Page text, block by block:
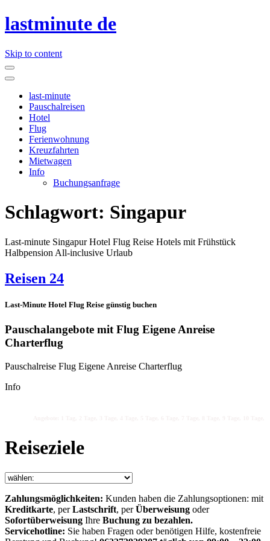
lastminute de
Skip to content
last-minute
Pauschalreisen
Hotel
Flug
Ferienwohnung
Kreuzfahrten
Mietwagen
Info
Buchungsanfrage
Schlagwort: Singapur
Last-minute Singapur Hotel Flug Reise Hotels mit Frühstück
Halbpension All-inclusive Urlaub
Reisen 24
Last-Minute Hotel Flug Reise günstig buchen
Pauschalangebote mit Flug Eigene Anreise
Charterflug
Pauschalreise Flug Eigene Anreise Charterflug
Info
Reiseziele
Zahlungsmöglichkeiten: Kunden haben die Zahlungsoptionen: mit
Kreditkarte, perLastschrift, perÜberweisung oder
Sofortüberweisung Ihre Buchung zu bezahlen.
Servicehotline: Sie haben Fragen oder benötigen Hilfe, kostenfreie